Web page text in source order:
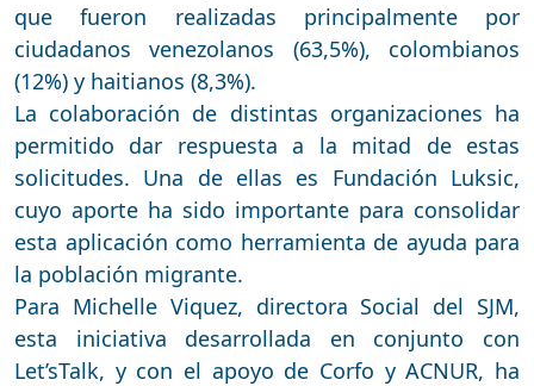
que fueron realizadas principalmente por
ciudadanos venezolanos (63,5%), colombianos
(12%) y haitianos (8,3%).
La colaboración de distintas organizaciones ha
permitido dar respuesta a la mitad de estas
solicitudes. Una de ellas es Fundación Luksic,
cuyo aporte ha sido importante para consolidar
esta aplicación como herramienta de ayuda para
la población migrante.
Para Michelle Viquez, directora Social del SJM,
esta iniciativa desarrollada en conjunto con
Let’sTalk, y con el apoyo de Corfo y ACNUR, ha